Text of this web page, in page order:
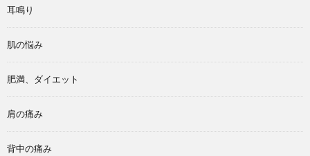
耳鳴り
肌の悩み
肥満、ダイエット
肩の痛み
背中の痛み